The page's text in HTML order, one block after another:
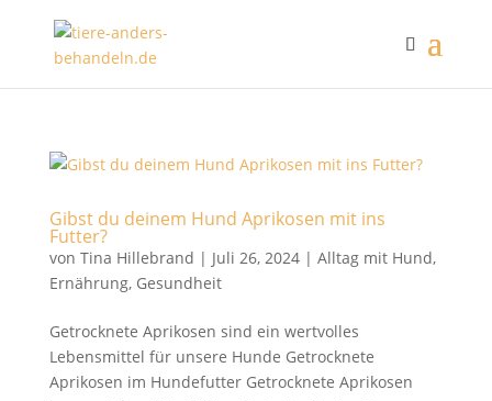
Gibst du deinem Hund Aprikosen mit ins
Futter?
von Tina Hillebrand | Juli 26, 2024| Alltag mit Hund,
Ernährung, Gesundheit
Getrocknete Aprikosen sind ein wertvolles
Lebensmittel für unsere Hunde Getrocknete
Aprikosen im Hundefutter Getrocknete Aprikosen